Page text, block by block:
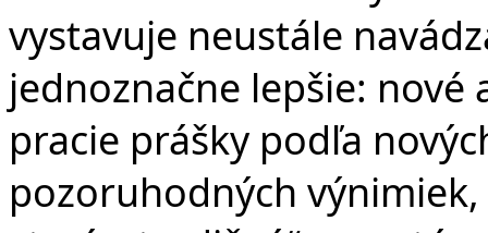
vystavuje neustále
jednoznačne lepšie:
pracie prášky podľa
pozoruhodných